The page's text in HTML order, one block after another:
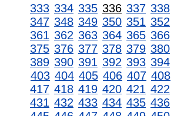
333 334 335 336 337 338
347 348 349 350 351 352
361 362 363 364 365 366
375 376 377 378 379 380
389 390 391 392 393 394
403 404 405 406 407 408
417 418 419 420 421 422
431 432 433 434 435 436